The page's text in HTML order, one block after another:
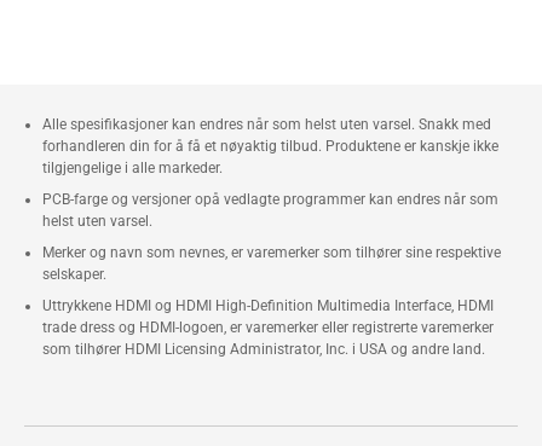
Alle spesifikasjoner kan endres når som helst uten varsel. Snakk med
forhandleren din for å få et nøyaktig tilbud. Produktene er kanskje ikke
tilgjengelige i alle markeder.
PCB-farge og versjoner opå vedlagte programmer kan endres når som
helst uten varsel.
Merker og navn som nevnes, er varemerker som tilhører sine respektive
selskaper.
Uttrykkene HDMI og HDMI High-Definition Multimedia Interface, HDMI
trade dress og HDMI-logoen, er varemerker eller registrerte varemerker
som tilhører HDMI Licensing Administrator, Inc. i USA og andre land.